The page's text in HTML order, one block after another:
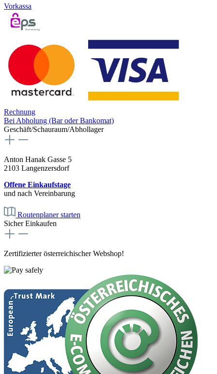
Vorkassa
Rechnung
Bei Abholung (Bar oder Bankomat)
Geschäft/Schauraum/Abhollager
Anton Hanak Gasse 5
2103 Langenzersdorf
Offene Einkaufstage
und nach Vereinbarung
Routenplaner starten
Sicher Einkaufen
Zertifizierter österreichischer Webshop!